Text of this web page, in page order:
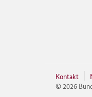
Kontakt
© 2026